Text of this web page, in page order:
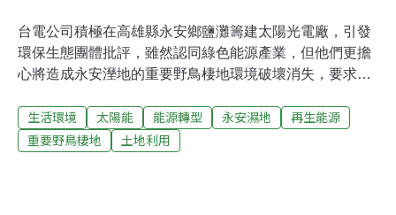
台電公司積極在高雄縣永安鄉鹽灘籌建太陽光電廠，引發
環保生態團體批評，雖然認同綠色能源產業，但他們更擔
心將造成永安溼地的重要野鳥棲地環境破壞消失，要求台
中華民國野鳥學會、台灣溼地保護聯盟、荒野保護協會、
地球公民協會等各地環保生態團體，強調支持政府與台電
生活環境 太陽能 能源轉型 永安濕地
再生能源
重要野鳥棲地
土地利用